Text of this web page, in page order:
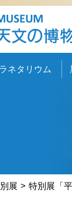
ネタリウム
展 特別展「